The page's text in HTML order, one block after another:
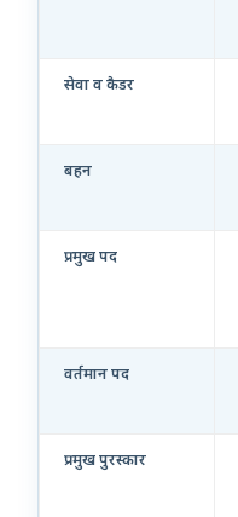
सेवा व कैडर
बहन
प्रमुख पद
वर्तमान पद
प्रमुख पुरस्कार